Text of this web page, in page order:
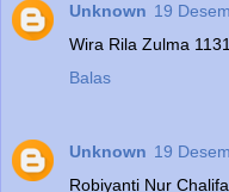
Unknown 19
Wira Rila Zulma
Balas
Unknown 19
Robiyanti Nur